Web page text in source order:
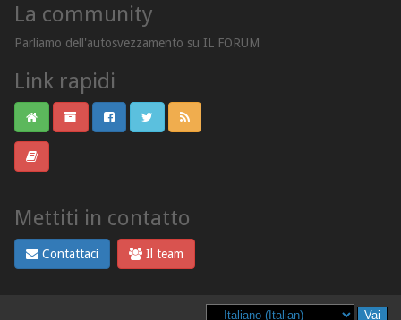
La community
Parliamo dell'autosvezzamento su IL FORUM
Link rapidi
Mettiti in contatto
Contattaci Il team